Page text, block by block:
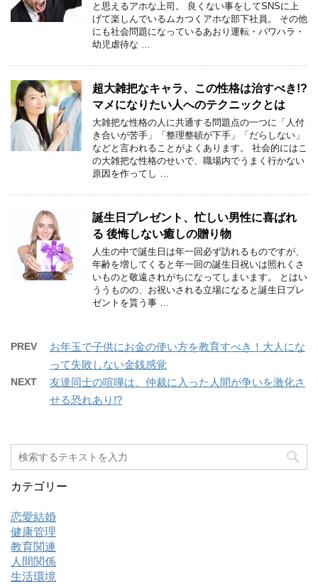
と思えるアホな上司。 良くない事をしてSNSに上
げて楽しんでいるムカつくアホな部下社員。 その他
にも社会問題になっているあおり運転・パワハラ・
幼児虐待な …
超大雑把なキャラ、この性格は治すべき!?
マメになりたい人へのテクニックとは
大雑把な性格の人に共通する問題点の一つに「人付
き合いが苦手」「整理整頓が下手」「だらしない」
などと言われることがよくあります。 社会的にはこ
の大雑把な性格のせいで、職場内でうまく行かない
原因を作ってし …
誕生日プレゼント、忙しい男性に喜ばれ
る 後悔しない癒しの贈り物
人生の中で誕生日は年一回必ず訪れるものですが、
年齢を増してくると年一回の誕生日祝いは照れくさ
いものと敬遠されがちになってしまいます。 とはい
ううものの、お祝いされる立場になると誕生日プレ
ゼントを貰う事 …
PREV
お年玉で子供にお金の使い方を教育すべき！大人にな
って失敗しない金銭感覚
NEXT
友達同士の喧嘩は、仲裁に入った人間が争いを激化さ
せる恐れあり!?
カテゴリー
恋愛結婚
健康管理
教育関連
人間関係
生活環境